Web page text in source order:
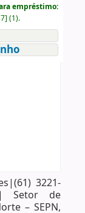
empréstimo:
] (1).
3221-
Setor de
– SEPN,